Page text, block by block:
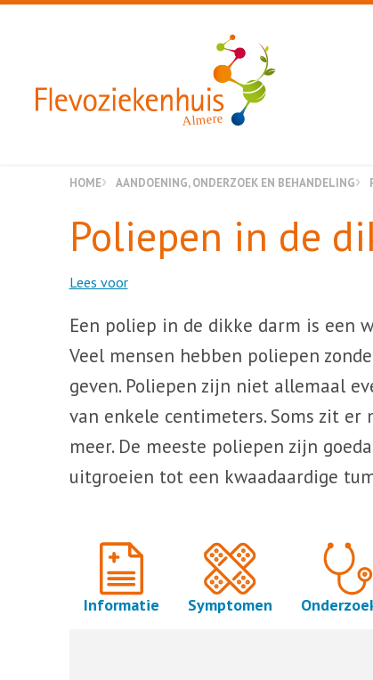
Almere
HOME AANDOENING, ONDERZOEK EN BEHANDELING
Poliepen in de
Lees voor
Een poliep in de dikke darm is een
Veel mensen hebben poliepen
geven. Poliepen zijn niet allemaal
van enkele centimeters. Soms zit
meer. De meeste poliepen zijn
uitgroeien tot een kwaadaardige
Informatie Symptomen